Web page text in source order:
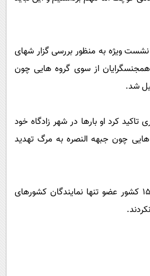
نشست ویژه به منظور بررسی گزار شهای
از سوی گروه هایی چون
شد.
کرد او بارها در شهر زادگاه خود
چون جبهه النصره به مرگ تهدید
در نشست شورای امنیت از 15 کشور عضو تنها نمایندگان کشورهای